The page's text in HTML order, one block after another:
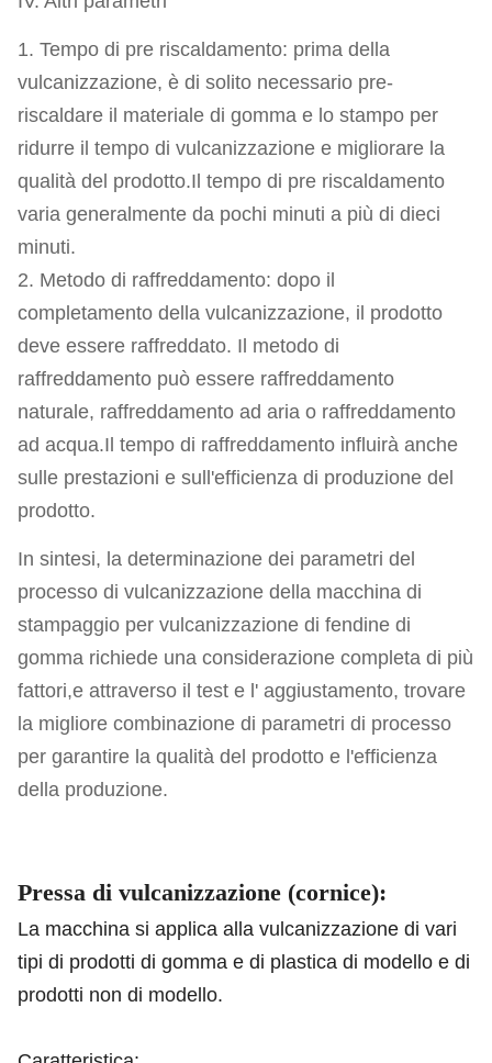
1. Tempo di pre riscaldamento: prima della
vulcanizzazione, è di solito necessario pre-
riscaldare il materiale di gomma e lo stampo per
ridurre il tempo di vulcanizzazione e migliorare la
qualità del prodotto.Il tempo di pre riscaldamento
varia generalmente da pochi minuti a più di dieci
minuti.
2. Metodo di raffreddamento: dopo il
completamento della vulcanizzazione, il prodotto
deve essere raffreddato. Il metodo di
raffreddamento può essere raffreddamento
naturale, raffreddamento ad aria o raffreddamento
ad acqua.Il tempo di raffreddamento influirà anche
sulle prestazioni e sull'efficienza di produzione del
prodotto.
In sintesi, la determinazione dei parametri del
processo di vulcanizzazione della macchina di
stampaggio per vulcanizzazione di fendine di
gomma richiede una considerazione completa di più
fattori,e attraverso il test e l' aggiustamento, trovare
la migliore combinazione di parametri di processo
per garantire la qualità del prodotto e l'efficienza
della produzione.
Pressa di vulcanizzazione (cornice):
La macchina si applica alla vulcanizzazione di vari
tipi di prodotti di gomma e di plastica di modello e di
prodotti non di modello.